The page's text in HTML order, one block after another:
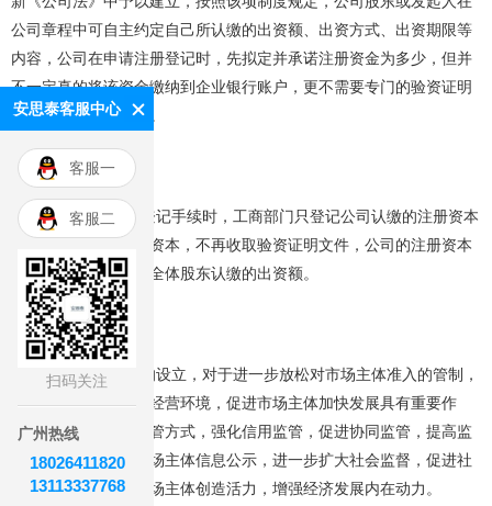
安思泰客服中心
客服一
客服二
扫码关注
广州热线
18026411820
13113337768
公司章程中可自主约定自己所认缴的出资额、出资方式、出资期限等
内容，公司在申请注册登记时，先拟定并承诺注册资金为多少，但并
不一定真的将该资金缴纳到企业银行账户，更不需要专门的验资证明
该资金实际是否到位。
在办理工商登记手续时，工商部门只登记公司认缴的注册资本
总额，无须登记实收资本，不再收取验资证明文件，公司的注册资本
为在工商机关登记的全体股东认缴的出资额。
认缴登记制的设立，对于进一步放松对市场主体准入的管制，
降低准入门槛，优化经营环境，促进市场主体加快发展具有重要作
用。同时，也转变监管方式，强化信用监管，促进协同监管，提高监
管效能，通过加强市场主体信息公示，进一步扩大社会监督，促进社
会共治，激发各类市场主体创造活力，增强经济发展内在动力。